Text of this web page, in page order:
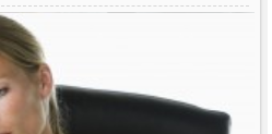
הניהול הנשי כמודל מנצח בעולם
רבות נאמר ונכתב על
על תקרת